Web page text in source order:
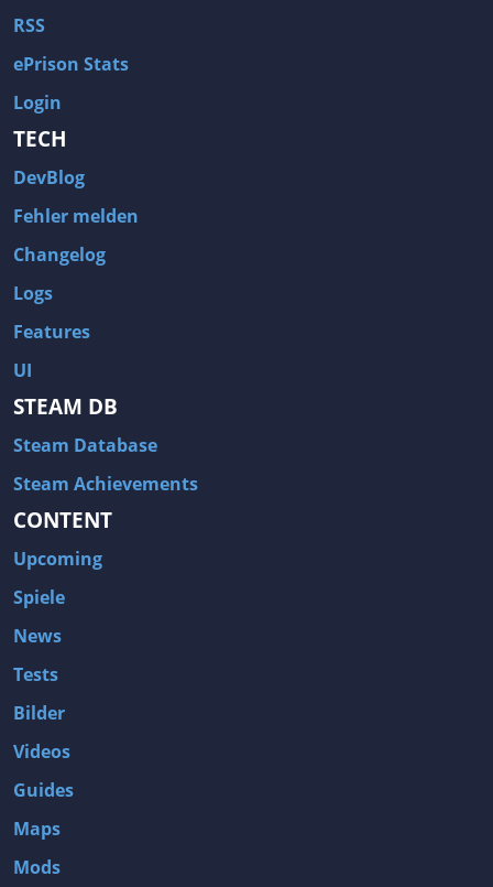
RSS
ePrison Stats
Login
TECH
DevBlog
Fehler melden
Changelog
Logs
Features
UI
STEAM DB
Steam Database
Steam Achievements
CONTENT
Upcoming
Spiele
News
Tests
Bilder
Videos
Guides
Maps
Mods